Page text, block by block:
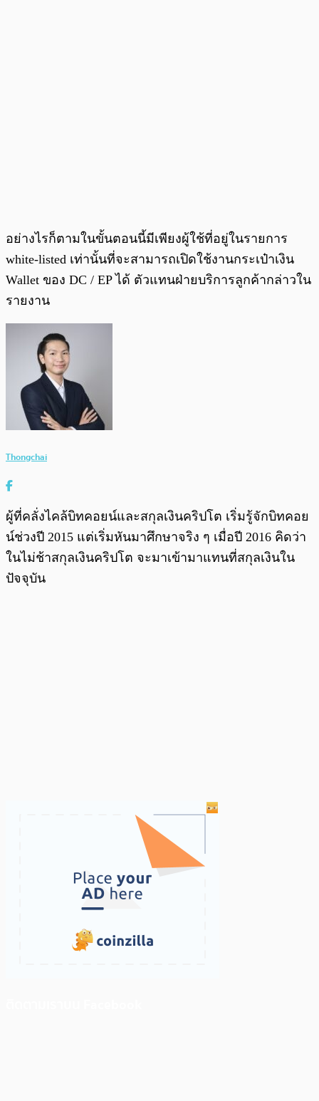
อย่างไรก็ตามในขั้นตอนนี้มีเพียงผู้ใช้ที่อยู่ในรายการ
white-listed เท่านั้นที่จะสามารถเปิดใช้งานกระเป๋าเงิน
Wallet ของ DC / EP ได้ ตัวแทนฝ่ายบริการลูกค้ากล่าวใน
รายงาน
Thongchai
ผู้ที่คลั่งไคล้บิทคอยน์และสกุลเงินคริปโต เริ่มรู้จักบิทคอย
น์ช่วงปี 2015 แต่เริ่มหันมาศึกษาจริง ๆ เมื่อปี 2016 คิดว่า
ในไม่ช้าสกุลเงินคริปโต จะมาเข้ามาแทนที่สกุลเงินใน
ปัจจุบัน